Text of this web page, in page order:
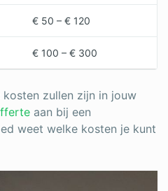
€ 50 – € 120
€ 100 – € 300
zullen zijn in jouw
aan bij een
weet welke kosten je kunt